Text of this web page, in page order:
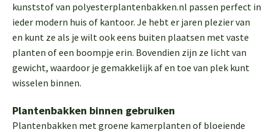
kunststof van polyesterplantenbakken.nl passen perfect in
ieder modern huis of kantoor. Je hebt er jaren plezier van
en kunt ze als je wilt ook eens buiten plaatsen met vaste
planten of een boompje erin. Bovendien zijn ze licht van
gewicht, waardoor je gemakkelijk af en toe van plek kunt
wisselen binnen.
Plantenbakken binnen gebruiken
Plantenbakken met groene kamerplanten of bloeiende